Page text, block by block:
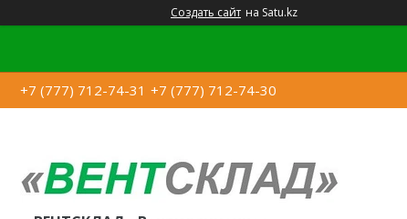
Создать сайт на Satu.kz
+7 (777) 712-74-31 +7 (777) 712-74-30